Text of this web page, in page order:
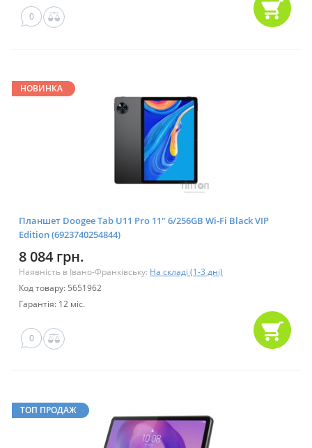
0
НОВИНКА
Планшет Doogee Tab U11 Pro 11" 6/256GB Wi-Fi Black VIP
Edition (6923740254844)
8 084 грн.
Наявність в Івано-Франківську: На складі (1-3 дні)
Код товару: 5651962
Гарантія: 12 міс.
0
ТОП ПРОДАЖ